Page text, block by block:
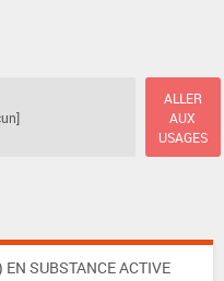
ALLER
AUX
USAGES
SUBSTANCE ACTIVE